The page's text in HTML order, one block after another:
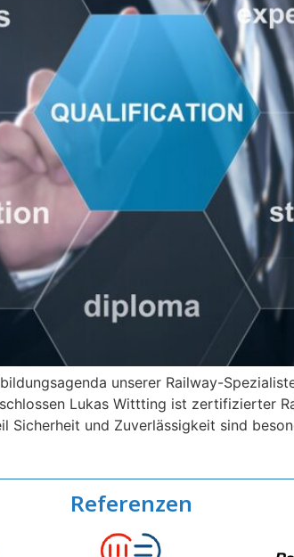
unserer Railway-
Lukas Wittting ist zertifizierter
Sicherheit und Zuverlässigkeit sind
Referenzen